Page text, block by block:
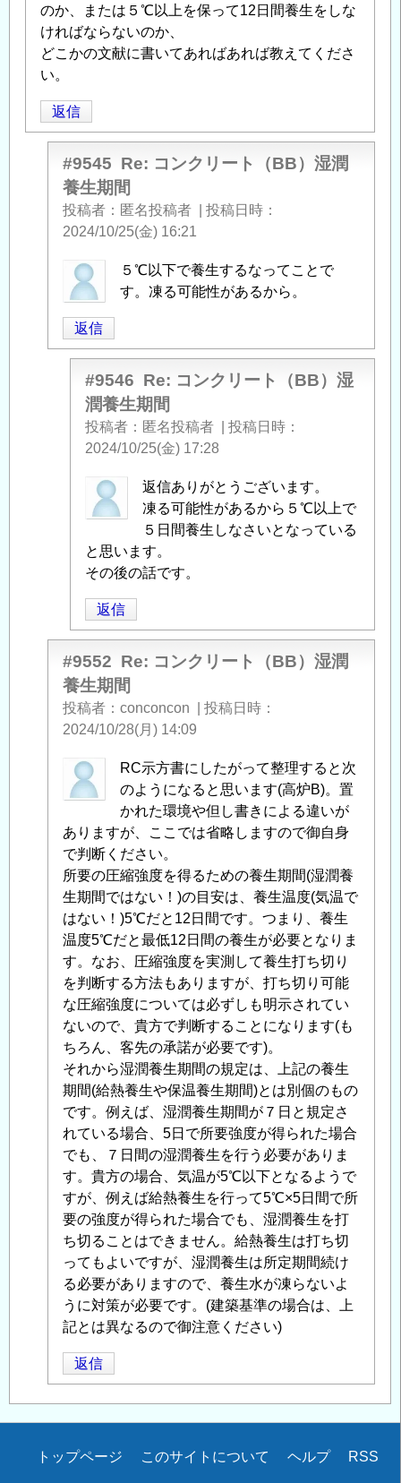
のか、または５℃以上を保って12日間養生をしな
ければならないのか、
どこかの文献に書いてあればあれば教えてくださ
い。
返信
#9545 Re: コンクリート（BB）湿潤
養生期間
投稿者 匿名投稿者
投稿日時
2024/10/25(金) 16:21
匿
名
稿
者
Re:
潤
養
生
期
間」
の
返
５℃以下で養生するなってことで
す。凍る可能性があるから。
返信
#9546 Re: コンクリート（BB）湿
潤養生期間
投稿者 匿名投稿者
投稿日時
2024/10/25(金) 17:28
匿
名
稿
者
よ
る
「Re:
コ
ン
ク
ー
ト
（BB）
湿
潤
養
生
期
間」
へ
の
返
信
返信ありがとうございます。
凍る可能性があるから５℃以上で
５日間養生しなさいとなっている
と思います。
その後の話です。
返信
#9552 Re: コンクリート（BB）湿潤
養生期間
投稿者 conconcon
投稿日時
2024/10/28(月) 14:09
匿
名
稿
者
に
よ
る
「Re:
コ
ン
ク
リ
ー
ト
（BB）
湿
潤
養
生
期
間」
へ
の
返
信
RC示方書にしたがって整理すると次
のようになると思います(高炉B)。置
かれた環境や但し書きによる違いが
ありますが、ここでは省略しますので御自身
で判断ください。
所要の圧縮強度を得るための養生期間(湿潤養
生期間ではない！)の目安は、養生温度(気温で
はない！)5℃だと12日間です。つまり、養生
温度5℃だと最低12日間の養生が必要となりま
す。なお、圧縮強度を実測して養生打ち切り
を判断する方法もありますが、打ち切り可能
な圧縮強度については必ずしも明示されてい
ないので、貴方で判断することになります(も
ちろん、客先の承諾が必要です)。
それから湿潤養生期間の規定は、上記の養生
期間(給熱養生や保温養生期間)とは別個のもの
です。例えば、湿潤養生期間が７日と規定さ
れている場合、5日で所要強度が得られた場合
でも、７日間の湿潤養生を行う必要がありま
す。貴方の場合、気温が5℃以下となるようで
すが、例えば給熱養生を行って5℃×5日間で所
要の強度が得られた場合でも、湿潤養生を打
ち切ることはできません。給熱養生は打ち切
ってもよいですが、湿潤養生は所定期間続け
る必要がありますので、養生水が凍らないよ
うに対策が必要です。(建築基準の場合は、上
記とは異なるので御注意ください)
返信
Secondary
トップページ このサイトについて ヘルプ RSS